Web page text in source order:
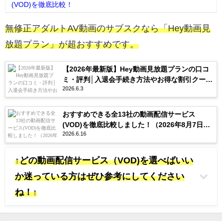
(VOD)を徹底比較！
無修正アダルトAV動画のサブスクなら「Hey動画見
放題プラン」が超おすすめです。
【2026年最新版】Hey動画見放題プランの口コ
ミ・評判│入退会手続き方法やお得な割引クーポ
ンを紹介
2026.6.3
おすすめできる全13社の動画配信サービス
(VOD)を徹底比較しました！（2026年8月7日更
新）
2026.6.16
↑どの動画配信サービス（VOD)を選べばいい
か迷っている方はぜひ参考にしてください
ね！↑